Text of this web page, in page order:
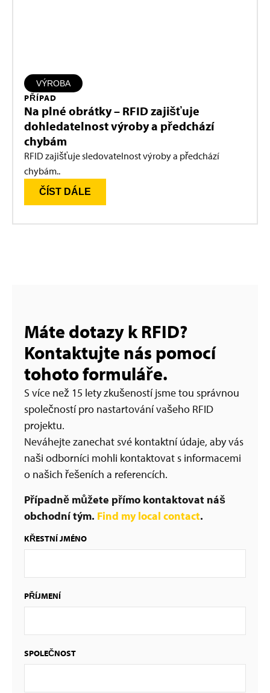
VÝROBA
PŘÍPAD
Na plné obrátky – RFID zajišťuje
dohledatelnost výroby a předchází
chybám
RFID zajišťuje sledovatelnost výroby a předchází
chybám..
ČÍST DÁLE
Máte dotazy k RFID?
Kontaktujte nás pomocí
tohoto formuláře.
S více než 15 lety zkušeností jsme tou správnou
společností pro nastartování vašeho RFID
projektu.
Neváhejte zanechat své kontaktní údaje, aby vás
naši odborníci mohli kontaktovat s informacemi
o našich řešeních a referencích.
Případně můžete přímo kontaktovat náš
obchodní tým. Find my local contact.
KŘESTNÍ JMÉNO
PŘÍJMENÍ
SPOLEČNOST